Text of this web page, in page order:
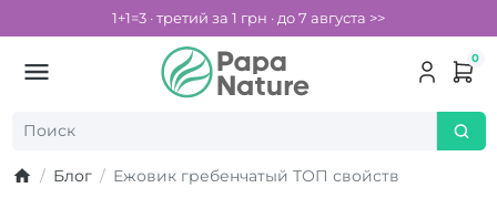
1+1=3 · третий за 1 грн · до 7 августа >>
0
Блог Ежовик гребенчатый ТОП свойств